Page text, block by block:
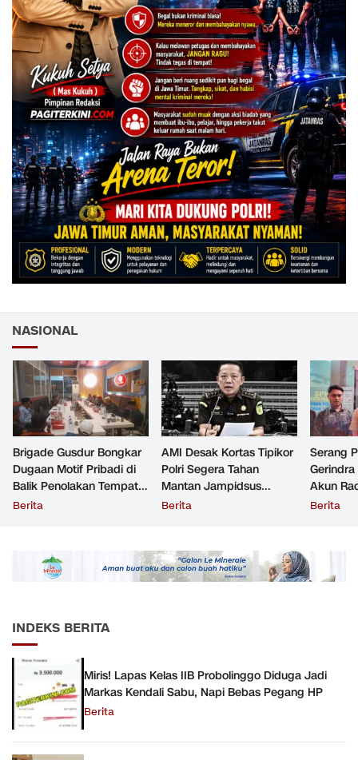
NASIONAL
Brigade Gusdur Bongkar
Dugaan Motif Pribadi di
Balik Penolakan Tempat
Ibadah GKJW Bangil
Berita
AMI Desak Kortas Tipikor
Polri Segera Tahan
Mantan Jampidsus
Tersangka Korupsi
Berita
Serang
Akun
Resmi
Berita
INDEKS BERITA
Miris! Lapas Kelas IIB Probolinggo Diduga Jadi
Markas Kendali Sabu, Napi Bebas Pegang HP
Berita